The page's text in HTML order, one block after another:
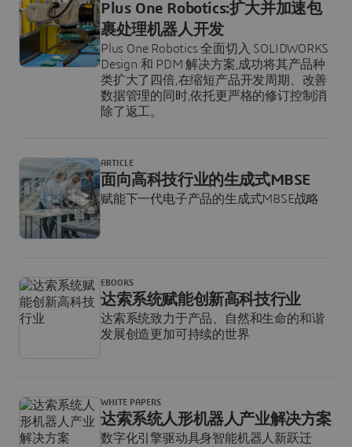
Plus One Robotics:扩大并加速包
裹处理机器人开发
Plus One Robotics 全面切入 SOLIDWORKS
Design 和 PDM 解决方案,成功将其产品种
类扩大了四倍,在缩短产品开发周期、改善
数据管理的同时,依托更严格的修订控制消
除了返工。
面向高科技行业的生成式MBSE
赋能下一代电子产品的生成式MBSE战略
ARTICLE
达索系统赋能创新高科技行业
达索系统致力于产品、自然和生命的和谐
发展创造更加可持续的世界
EBOOKS
达索系统人形机器人产业解决方案
数字化引擎驱动具身智能机器人新跃迁
WHITE PAPERS